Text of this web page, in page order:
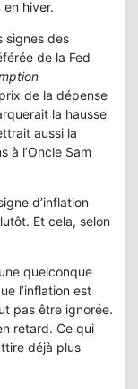
en hiver.
signes des
de la Fed
de la dépense
la hausse
aussi la
à l’Oncle Sam
d’inflation
Et cela, selon
quelconque
l’inflation est
pas être ignorée.
retard. Ce qui
déjà plus